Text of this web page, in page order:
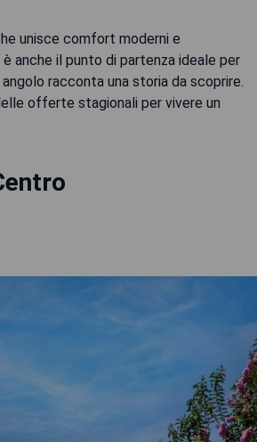
unisce comfort moderni e
anche il punto di partenza ideale per
racconta una storia da scoprire.
offerte stagionali per vivere un